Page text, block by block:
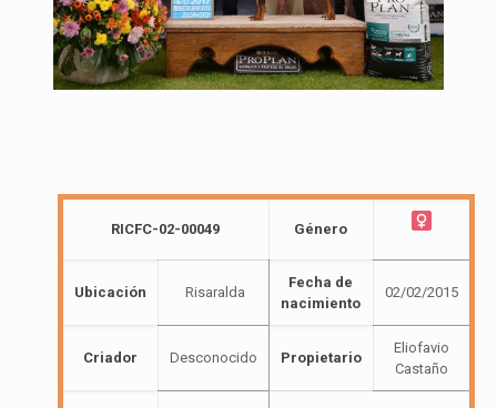
RICFC-02-00049 Género
Ubicación Risaralda
Fecha de
nacimiento
02/02/2015
Criador Desconocido Propietario
Eliofavio
Castaño